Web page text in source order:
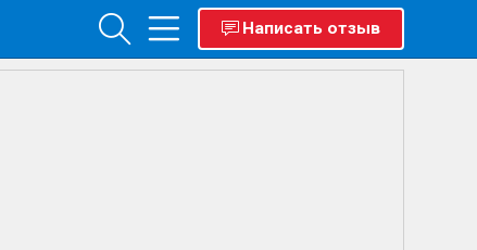
Написать отзыв